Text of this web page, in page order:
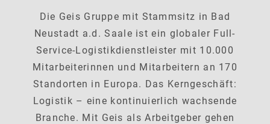
Die Geis Gruppe mit Stammsitz in Bad
Neustadt a.d. Saale ist ein globaler Full-
Service-Logistikdienstleister mit 10.000
Mitarbeiterinnen und Mitarbeitern an 170
Standorten in Europa. Das Kerngeschäft:
Logistik – eine kontinuierlich wachsende
Branche. Mit Geis als Arbeitgeber gehen